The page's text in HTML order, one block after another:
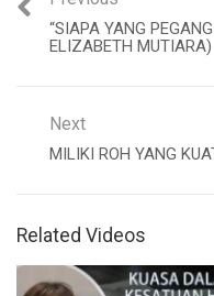
“SIAPA YANG
ELIZABETH MUTIARA)
Next
MILIKI ROH YANG
Related Videos